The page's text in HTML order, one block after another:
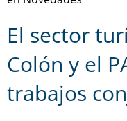
El sector
Colón y el
trabajos